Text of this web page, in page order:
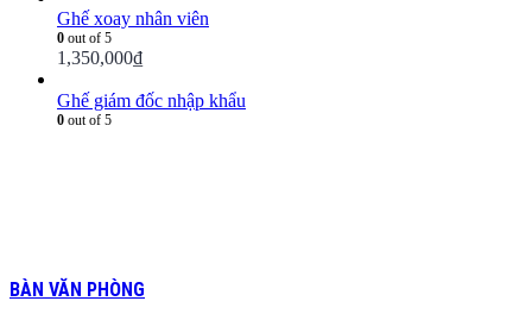
Ghế xoay nhân viên
0 out of 5
1,350,000₫
Ghế giám đốc nhập khẩu
0 out of 5
BÀN VĂN PHÒNG